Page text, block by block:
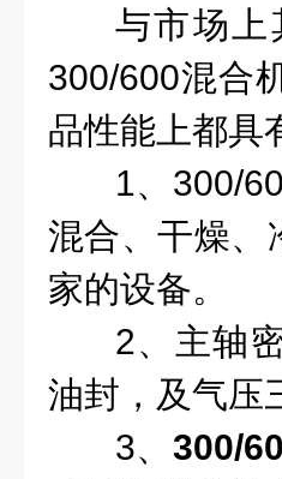
与市场上
300/600混合
品性能上都具
1、300/
混合、干燥、
家的设备。
2、主轴
油封，及气压
3、 300/